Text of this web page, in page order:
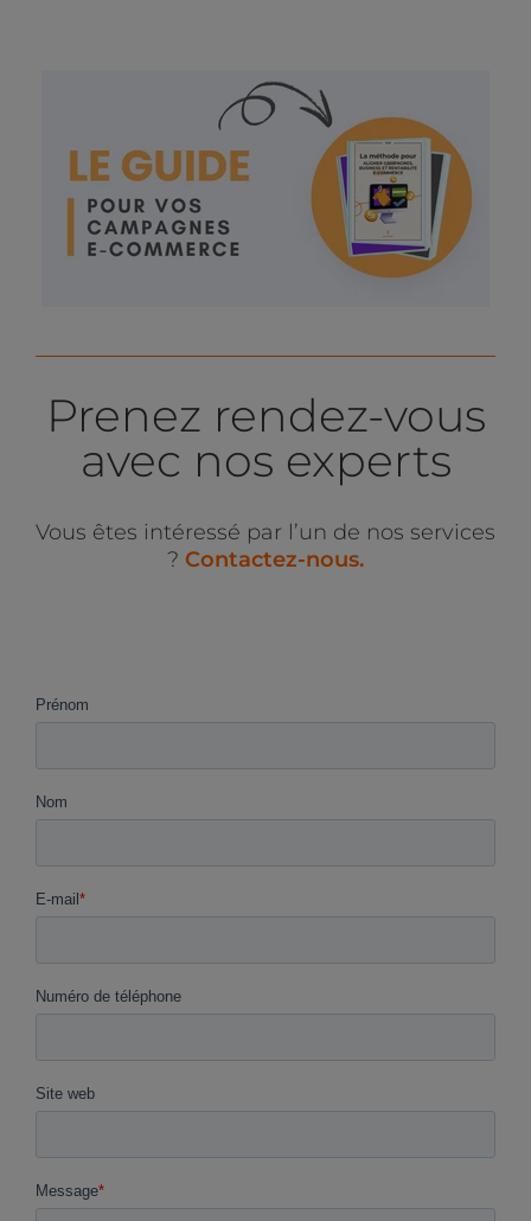
Prenez rendez-vous
avec nos experts
Vous êtes intéressé par l’un de nos services
? Contactez-nous.